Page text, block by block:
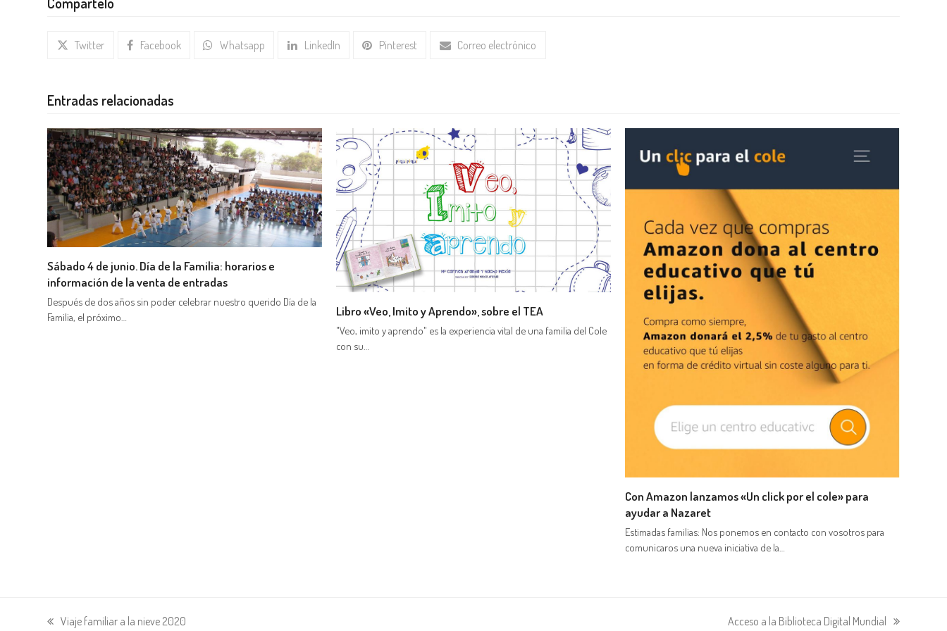
Twitter Facebook Whatsapp LinkedIn Pinterest Correo electrónico
Entradas relacionadas
Sábado 4 de junio. Día de la Familia: horarios e
información de la venta de entradas
Después de dos años sin poder celebrar nuestro querido Día de la
Familia, el próximo…
Libro «Veo, Imito y Aprendo», sobre el TEA
"Veo, imito y aprendo" es la experiencia vital de una familia del Cole
con su…
Con Amazon lanzamos «Un click por el cole» para
ayudar a Nazaret
Estimadas familias: Nos ponemos en contacto con vosotros para
comunicaros una nueva iniciativa de la…
Viaje familiar a la nieve 2020 Acceso a la Biblioteca Digital Mundial